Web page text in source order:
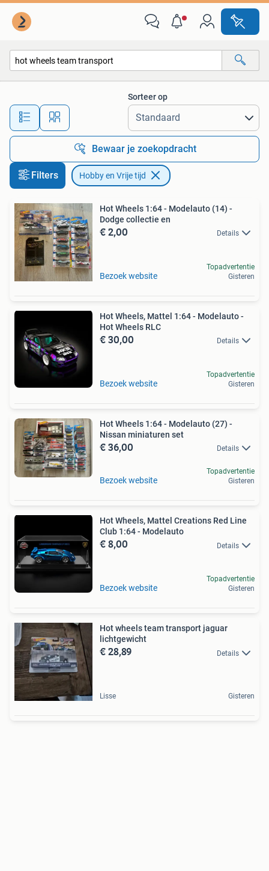
Alle afstanden…
Sorteer op
Bewaar je zoekopdracht
Filters Hobby en Vrije tijd
Hot Wheels 1:64 - Modelauto (14) -
Dodge collectie en
€ 2,00 Details
Bezoek website
Topadvertentie
Gisteren
Hot Wheels, Mattel 1:64 - Modelauto -
Hot Wheels RLC
€ 30,00 Details
Bezoek website
Topadvertentie
Gisteren
Hot Wheels 1:64 - Modelauto (27) -
Nissan miniaturen set
€ 36,00 Details
Bezoek website
Topadvertentie
Gisteren
Hot Wheels, Mattel Creations Red Line
Club 1:64 - Modelauto
€ 8,00 Details
Bezoek website
Topadvertentie
Gisteren
Hot wheels team transport jaguar
lichtgewicht
€ 28,89 Details
Lisse Gisteren